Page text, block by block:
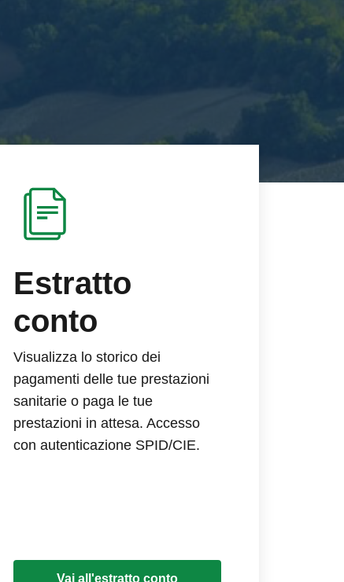
Estratto
conto
Visualizza lo storico dei
pagamenti delle tue prestazioni
sanitarie o paga le tue
prestazioni in attesa. Accesso
con autenticazione SPID/CIE.
Vai all'estratto conto